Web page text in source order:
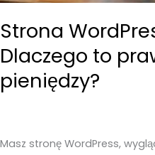
Strona
Dlaczego to
pieniędzy?
Masz stronę WordPress,